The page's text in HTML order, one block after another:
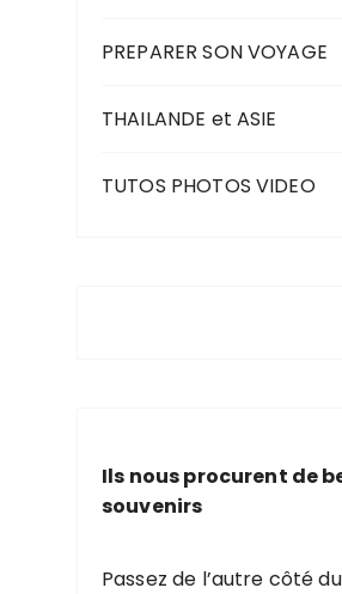
PREPARER SON VOYAGE
THAILANDE et ASIE
TUTOS PHOTOS VIDEO
Ils nous procurent de
souvenirs
Passez de l’autre côté